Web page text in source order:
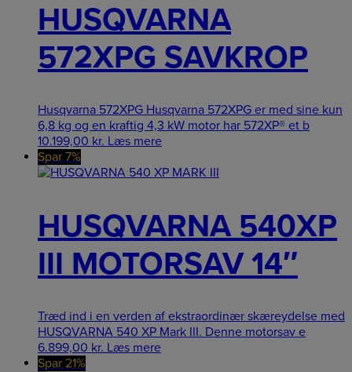
HUSQVARNA
572XPG SAVKROP
Husqvarna 572XPG Husqvarna 572XPG er med sine kun
6,8 kg og en kraftig 4,3 kW motor har 572XP® et b
10.199,00 kr. Læs mere
Spar 7%
HUSQVARNA 540XP
III MOTORSAV 14″
Træd ind i en verden af ekstraordinær skæreydelse med
HUSQVARNA 540 XP Mark III. Denne motorsav e
6.899,00 kr. Læs mere
Spar 21%